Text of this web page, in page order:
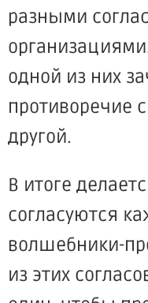
разными
одной из них
противоречие
другой.
В итоге
согласуются
волшебники-
из этих